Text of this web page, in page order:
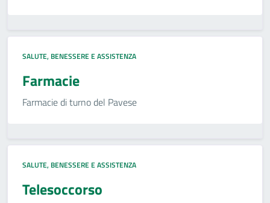
SALUTE, BENESSERE E ASSISTENZA
Farmacie
Farmacie di turno del Pavese
SALUTE, BENESSERE E ASSISTENZA
Telesoccorso